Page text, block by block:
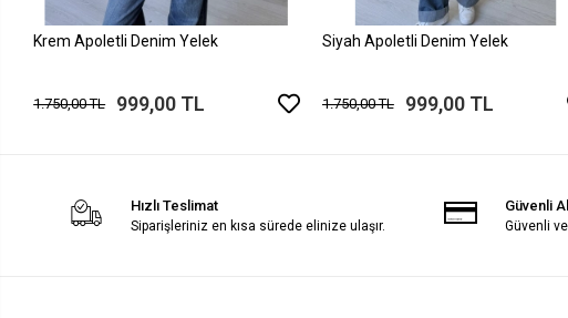
Krem Apoletli Denim Yelek
1.750,00 TL 999,00 TL
Siyah Apoletli Denim Yelek
1.750,00 TL 999,00 TL
Hızlı Teslimat
Siparişleriniz en kısa sürede elinize ulaşır.
Güvenli
Güvenli